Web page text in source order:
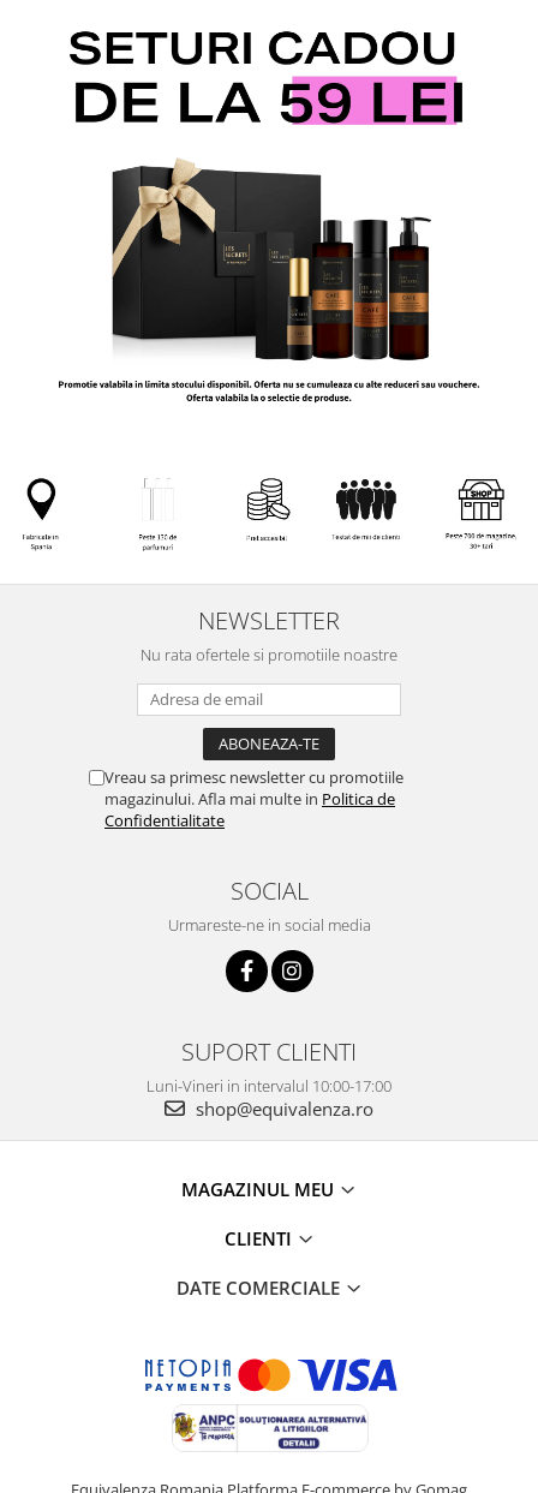
NEWSLETTER
Nu rata ofertele si promotiile noastre
Vreau sa primesc newsletter cu promotiile
magazinului. Afla mai multe in Politica de
Confidentialitate
SOCIAL
Urmareste-ne in social media
SUPORT CLIENTI
Luni-Vineri in intervalul 10:00-17:00
shop@equivalenza.ro
MAGAZINUL MEU
CLIENTI
DATE COMERCIALE